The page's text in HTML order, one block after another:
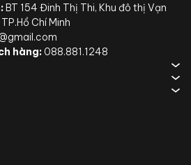
BT 154 Đinh Thị Thi, Khu đô thị Vạn
Chí Minh
hàng: 088.881.1248